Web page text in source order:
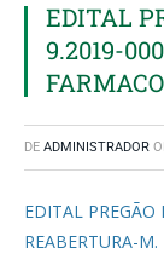
EDITAL
9.2019-
DE ADMINISTRADOR
EDITAL
REABERTURA-